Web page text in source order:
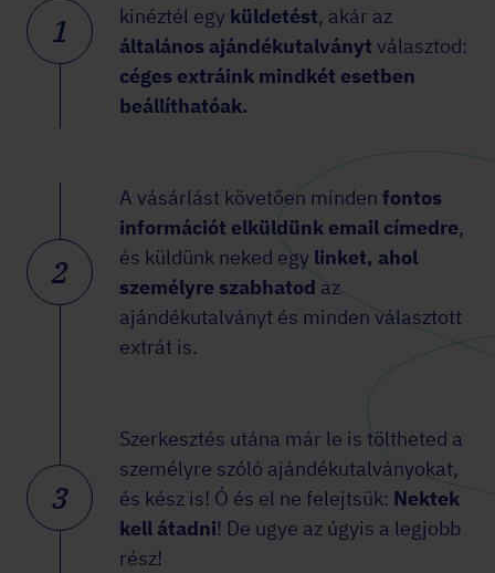
1
kinéztél egy küldetést, akár az
általános ajándékutalványt választod:
céges extráink mindkét esetben
beállíthatóak.
2
A vásárlást követően minden fontos
információt elküldünk email címedre,
és küldünk neked egy linket, ahol
személyre szabhatod az
ajándékutalványt és minden választott
extrát is.
3
Szerkesztés utána már le is töltheted a
személyre szóló ajándékutalványokat,
és kész is! Ó és el ne felejtsük: Nektek
kell átadni! De ugye az úgyis a legjobb
rész!